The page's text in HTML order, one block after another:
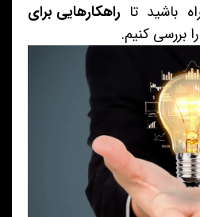
باشید تا راهکارهایی برای
را بررسی کنیم.